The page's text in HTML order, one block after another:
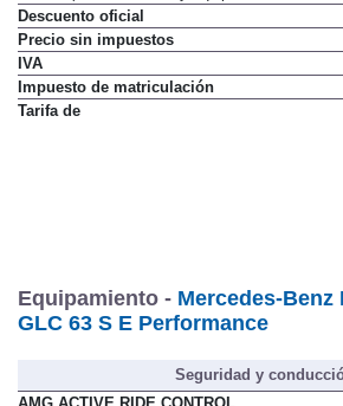
Precio(con descuento y equipamiento
Descuento oficial
Precio sin impuestos
IVA
Impuesto de matriculación
Equipamiento -Mercedes-Benz
Seguridad y